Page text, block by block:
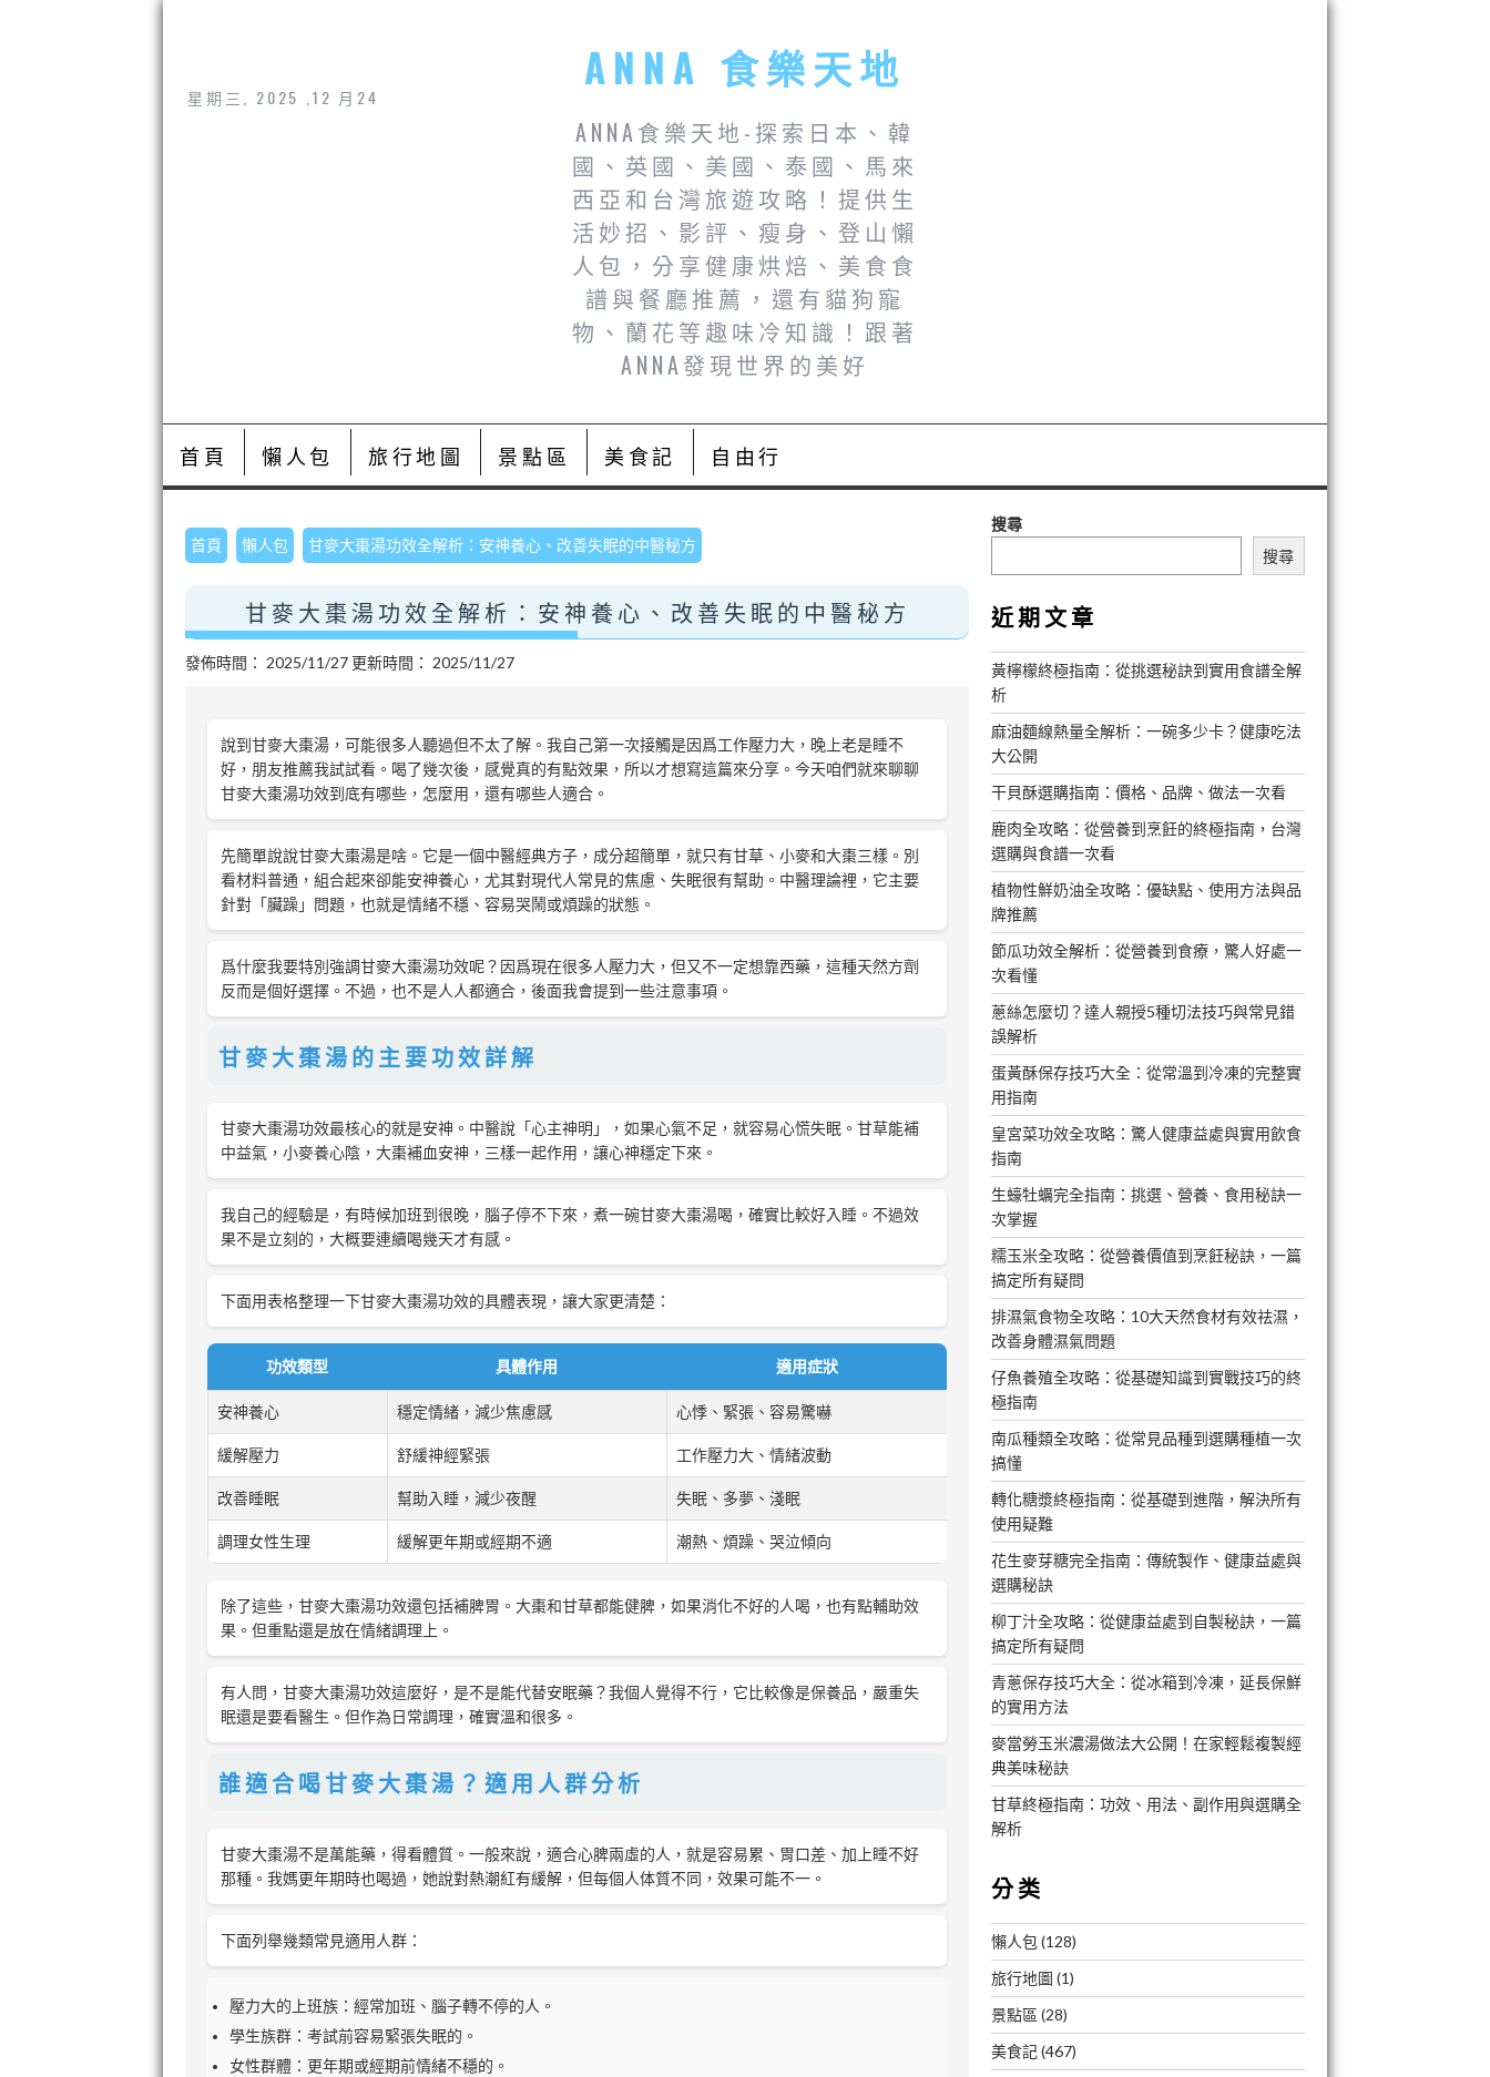
星期三, 2025 ,12 月24
ANNA 食樂天地
ANNA食樂天地-探索日本、韓
國、英國、美國、泰國、馬來
西亞和台灣旅遊攻略！提供生
活妙招、影評、瘦身、登山懶
人包，分享健康烘焙、美食食
譜與餐廳推薦，還有貓狗寵
物、蘭花等趣味冷知識！跟著
ANNA發現世界的美好
首頁 懶人包 旅行地圖 景點區 美食記 自由行
首頁 懶人包 甘麥大棗湯功效全解析：安神養心、改善失眠的中醫秘方
甘麥大棗湯功效全解析：安神養心、改善失眠的中醫秘方
發佈時間： 2025/11/27 更新時間： 2025/11/27
說到甘麥大棗湯，可能很多人聽過但不太了解。我自己第一次接觸是因爲工作壓力大，晚上老是睡不
好，朋友推薦我試試看。喝了幾次後，感覺真的有點效果，所以才想寫這篇來分享。今天咱們就來聊聊
甘麥大棗湯功效到底有哪些，怎麼用，還有哪些人適合。
先簡單說說甘麥大棗湯是啥。它是一個中醫經典方子，成分超簡單，就只有甘草、小麥和大棗三樣。別
看材料普通，組合起來卻能安神養心，尤其對現代人常見的焦慮、失眠很有幫助。中醫理論裡，它主要
針對「臟躁」問題，也就是情緒不穩、容易哭鬧或煩躁的狀態。
爲什麼我要特別強調甘麥大棗湯功效呢？因爲現在很多人壓力大，但又不一定想靠西藥，這種天然方劑
反而是個好選擇。不過，也不是人人都適合，後面我會提到一些注意事項。
甘麥大棗湯的主要功效詳解
甘麥大棗湯功效最核心的就是安神。中醫說「心主神明」，如果心氣不足，就容易心慌失眠。甘草能補
中益氣，小麥養心陰，大棗補血安神，三樣一起作用，讓心神穩定下來。
我自己的經驗是，有時候加班到很晚，腦子停不下來，煮一碗甘麥大棗湯喝，確實比較好入睡。不過效
果不是立刻的，大概要連續喝幾天才有感。
下面用表格整理一下甘麥大棗湯功效的具體表現，讓大家更清楚：
功效類型 具體作用 適用症狀
安神養心 穩定情緒，減少焦慮感 心悸、緊張、容易驚嚇
緩解壓力 舒緩神經緊張 工作壓力大、情緒波動
改善睡眠 幫助入睡，減少夜醒 失眠、多夢、淺眠
調理女性生理 緩解更年期或經期不適 潮熱、煩躁、哭泣傾向
除了這些，甘麥大棗湯功效還包括補脾胃。大棗和甘草都能健脾，如果消化不好的人喝，也有點輔助效
果。但重點還是放在情緒調理上。
有人問，甘麥大棗湯功效這麼好，是不是能代替安眠藥？我個人覺得不行，它比較像是保養品，嚴重失
眠還是要看醫生。但作為日常調理，確實溫和很多。
誰適合喝甘麥大棗湯？適用人群分析
甘麥大棗湯不是萬能藥，得看體質。一般來說，適合心脾兩虛的人，就是容易累、胃口差、加上睡不好
那種。我媽更年期時也喝過，她說對熱潮紅有緩解，但每個人体質不同，效果可能不一。
下面列舉幾類常見適用人群：
壓力大的上班族：經常加班、腦子轉不停的人。
學生族群：考試前容易緊張失眠的。
女性群體：更年期或經期前情緒不穩的。
搜尋
搜尋
近期文章
黃檸檬終極指南：從挑選秘訣到實用食譜全解
析
麻油麵線熱量全解析：一碗多少卡？健康吃法
大公開
干貝酥選購指南：價格、品牌、做法一次看
鹿肉全攻略：從營養到烹飪的終極指南，台灣
選購與食譜一次看
植物性鮮奶油全攻略：優缺點、使用方法與品
牌推薦
節瓜功效全解析：從營養到食療，驚人好處一
次看懂
蔥絲怎麼切？達人親授5種切法技巧與常見錯
誤解析
蛋黃酥保存技巧大全：從常溫到冷凍的完整實
用指南
皇宮菜功效全攻略：驚人健康益處與實用飲食
指南
生蠔牡蠣完全指南：挑選、營養、食用秘訣一
次掌握
糯玉米全攻略：從營養價值到烹飪秘訣，一篇
搞定所有疑問
排濕氣食物全攻略：10大天然食材有效祛濕，
改善身體濕氣問題
仔魚養殖全攻略：從基礎知識到實戰技巧的終
極指南
南瓜種類全攻略：從常見品種到選購種植一次
搞懂
轉化糖漿終極指南：從基礎到進階，解決所有
使用疑難
花生麥芽糖完全指南：傳統製作、健康益處與
選購秘訣
柳丁汁全攻略：從健康益處到自製秘訣，一篇
搞定所有疑問
青蔥保存技巧大全：從冰箱到冷凍，延長保鮮
的實用方法
麥當勞玉米濃湯做法大公開！在家輕鬆複製經
典美味秘訣
甘草終極指南：功效、用法、副作用與選購全
解析
分类
懶人包 (128)
旅行地圖 (1)
景點區 (28)
美食記(467)